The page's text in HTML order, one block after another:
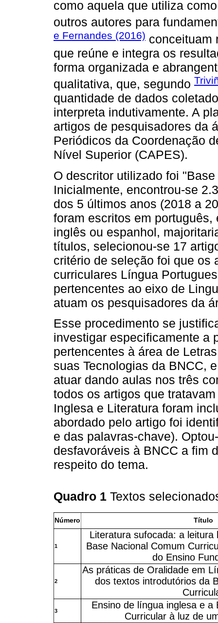
como aquela que utiliza
outros autores para
e Fernandes (2016) conceituam
que reúne e integra os
forma organizada e
qualitativa, que, segundo
quantidade de dados
interpreta indutivamente. A
artigos de pesquisadores da
Periódicos da Coordenação
Nível Superior (CAPES).
O descritor utilizado foi
Inicialmente, encontrou-se
dos 5 últimos anos (2018 a
foram escritos em
inglês ou espanhol,
títulos, selecionou-se 17
critério de seleção foi que os
curriculares Língua
pertencentes ao eixo de
atuam os pesquisadores da
Esse procedimento se
investigar especificamente a
pertencentes à área de
suas Tecnologias da BNCC,
atuar dando aulas nos três
todos os artigos que
Inglesa e Literatura foram
abordado pelo artigo foi
e das palavras-chave).
desfavoráveis à BNCC a fim
respeito do tema.
Quadro 1 Textos
Número Título
1
Literatura sufocada: a leitura
Base Nacional Comum
do Ensino
2
As práticas de Oralidade em
dos textos introdutórios da
3
Ensino de língua inglesa e a
Curricular à luz de